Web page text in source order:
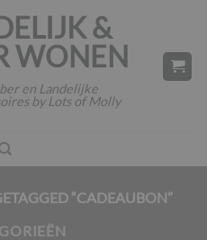
&
WONEN
en Landelijke
by Lots of Molly
“CADEAUBON”